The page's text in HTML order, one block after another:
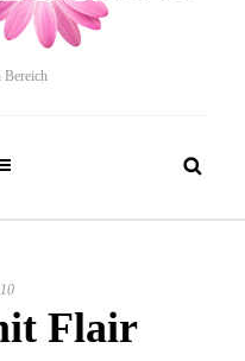
Bereich
Flair